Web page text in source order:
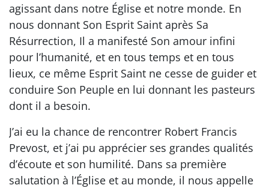
agissant dans notre Église et notre monde. En
nous donnant Son Esprit Saint après Sa
Résurrection, Il a manifesté Son amour infini
pour l’humanité, et en tous temps et en tous
lieux, ce même Esprit Saint ne cesse de guider et
conduire Son Peuple en lui donnant les pasteurs
dont il a besoin.
J’ai eu la chance de rencontrer Robert Francis
Prevost, et j’ai pu apprécier ses grandes qualités
d’écoute et son humilité. Dans sa première
salutation à l’Église et au monde, il nous appelle